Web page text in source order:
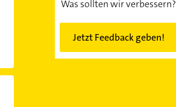
Was sollten wir verbessern?
Jetzt Feedback geben!